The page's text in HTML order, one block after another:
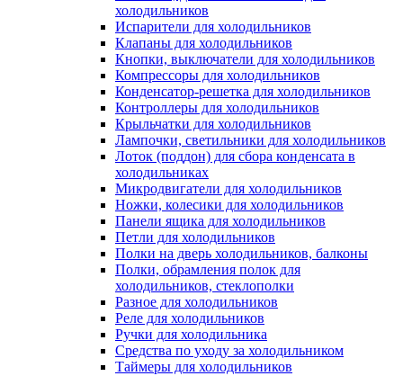
холодильников
Испарители для холодильников
Клапаны для холодильников
Кнопки, выключатели для холодильников
Компрессоры для холодильников
Конденсатор-решетка для холодильников
Контроллеры для холодильников
Крыльчатки для холодильников
Лампочки, светильники для холодильников
Лоток (поддон) для сбора конденсата в
холодильниках
Микродвигатели для холодильников
Ножки, колесики для холодильников
Панели ящика для холодильников
Петли для холодильников
Полки на дверь холодильников, балконы
Полки, обрамления полок для
холодильников, стеклополки
Разное для холодильников
Реле для холодильников
Ручки для холодильника
Средства по уходу за холодильником
Таймеры для холодильников